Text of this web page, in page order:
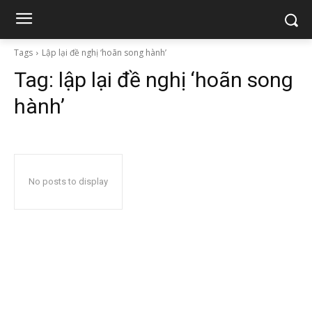
Tags Lập lại đề nghị ‘hoãn song hành’
Tag: lập lại đề nghị ‘hoãn song
hành’
No posts to display